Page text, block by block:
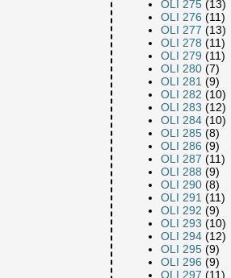
OLI 275 (13)
OLI 276 (11)
OLI 277 (13)
OLI 278 (11)
OLI 279 (11)
OLI 280 (7)
OLI 281 (9)
OLI 282 (10)
OLI 283 (12)
OLI 284 (10)
OLI 285 (8)
OLI 286 (9)
OLI 287 (11)
OLI 288 (9)
OLI 290 (8)
OLI 291 (11)
OLI 292 (9)
OLI 293 (10)
OLI 294 (12)
OLI 295 (9)
OLI 296 (9)
OLI 297 (11)